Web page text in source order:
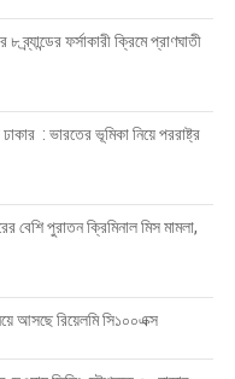
ফর্সাকারী ক্রিমে প্রাণঘাতী
ঢাকার : ভারতের ভূমিকা নিয়ে পররাষ্ট্র
বেশি পুরাতন ক্রিমিনাল মিস মামলা,
আসছে রিয়েলমি সি১০০এক্স